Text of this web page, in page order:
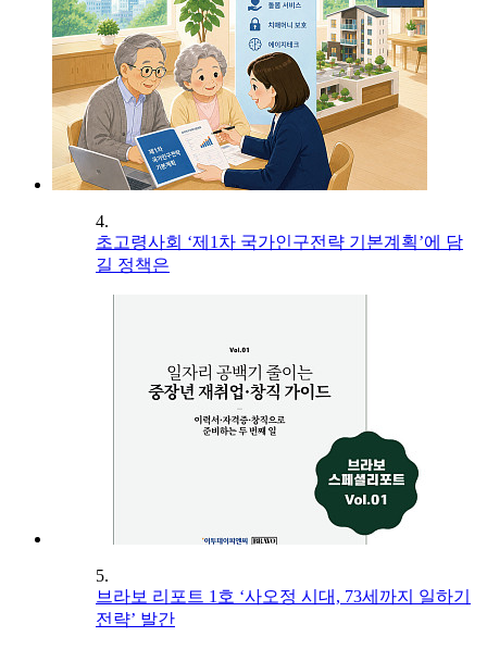
4.
초고령사회 ‘제1차 국가인구전략 기본계획’에 담
길 정책은
5.
브라보 리포트 1호 ‘사오정 시대, 73세까지 일하기
전략’ 발간